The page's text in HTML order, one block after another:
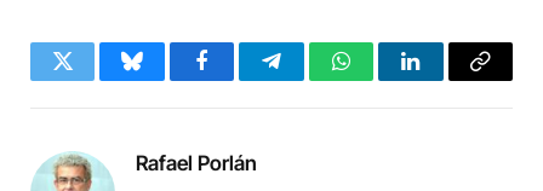
Twitter BlueskyFacebookTelegramWhatsAppLinkedInCopy
Rafael Porlán